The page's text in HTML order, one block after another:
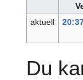
aktuell
Du